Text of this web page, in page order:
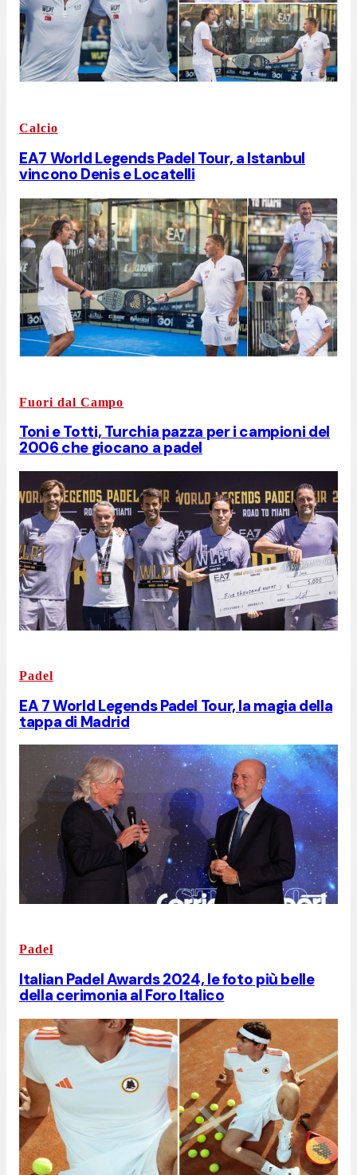
Calcio
EA7 World Legends Padel Tour, a Istanbul
vincono Denis e Locatelli
Fuori dal Campo
Toni e Totti, Turchia pazza per i campioni del
2006 che giocano a padel
Padel
EA 7 World Legends Padel Tour, la magia della
tappa di Madrid
Padel
Italian Padel Awards 2024, le foto più belle
della cerimonia al Foro Italico